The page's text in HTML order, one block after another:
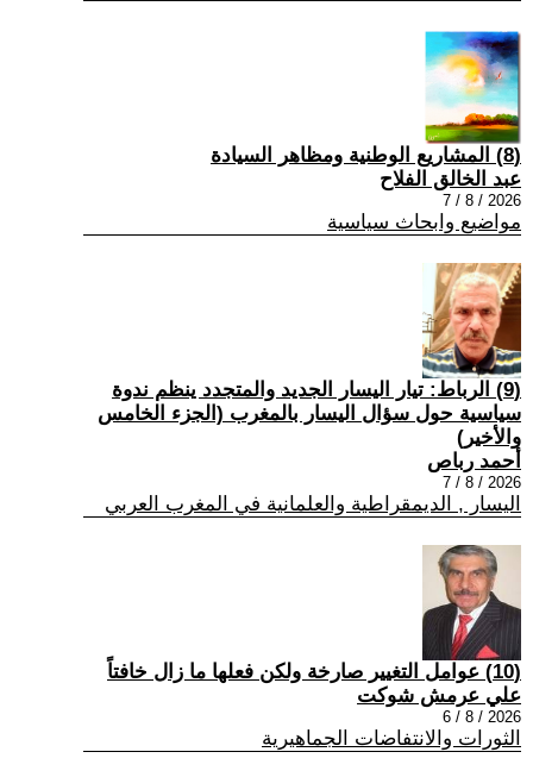
(8) المشاريع الوطنية ومظاهر السيادة
عبد الخالق الفلاح
2026 / 8 / 7
مواضيع وابحاث سياسية
(9) الرباط: تيار اليسار الجديد والمتجدد ينظم ندوة
سياسية حول سؤال اليسار بالمغرب (الجزء الخامس
والأخير)
أحمد رباص
2026 / 8 / 7
اليسار , الديمقراطية والعلمانية في المغرب العربي
(10) عوامل التغيير صارخة ولكن فعلها ما زال خافتاً
علي عرمش شوكت
2026 / 8 / 6
الثورات والانتفاضات الجماهيرية